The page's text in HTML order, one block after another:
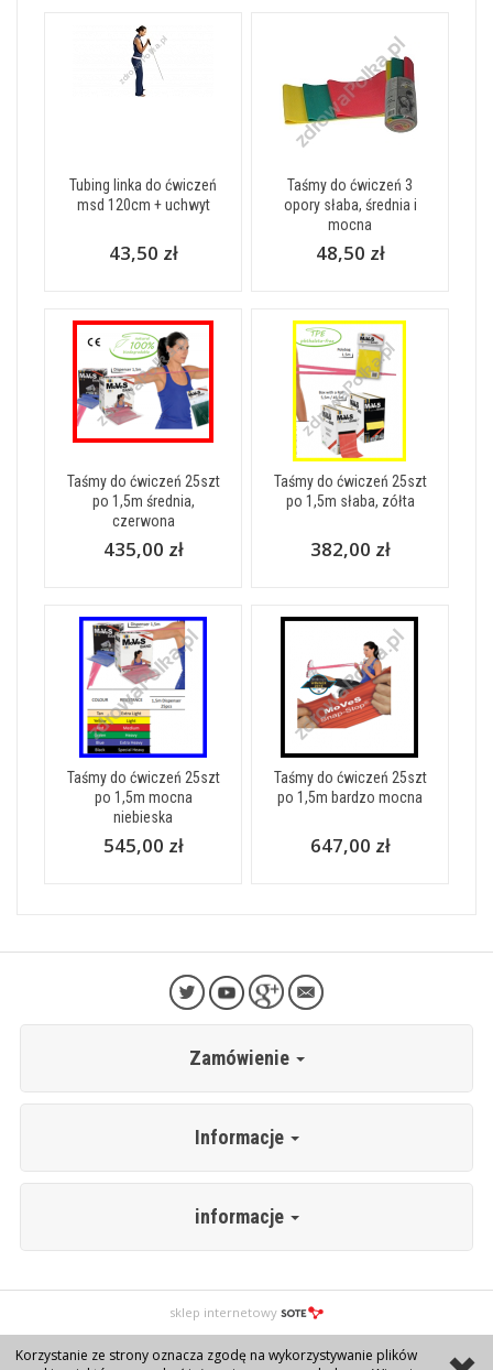
Tubing linka do ćwiczeń
msd 120cm + uchwyt
43,50 zł
Taśmy do ćwiczeń 3
opory słaba, średnia i
mocna
48,50 zł
Taśmy do ćwiczeń 25szt
po 1,5m średnia,
czerwona
435,00 zł
Taśmy do ćwiczeń 25szt
po 1,5m słaba, zółta
382,00 zł
Taśmy do ćwiczeń 25szt
po 1,5m mocna
niebieska
545,00 zł
Taśmy do ćwiczeń 25szt
po 1,5m bardzo mocna
647,00 zł
Zamówienie
Informacje
informacje
sklep internetowy
Korzystanie ze strony oznacza zgodę na wykorzystywanie plików